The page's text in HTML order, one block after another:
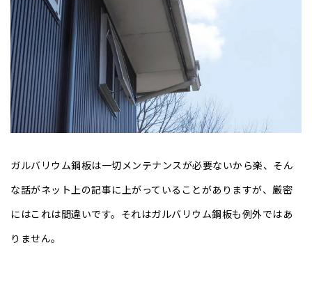
ガルバリウム鋼板は一切メンテナンスが必要ないから楽、そん
な話がネット上の記事に上がっていることがありますが、厳密
にはこれは間違いです。それはガルバリウム鋼板も例外ではあ
りません。